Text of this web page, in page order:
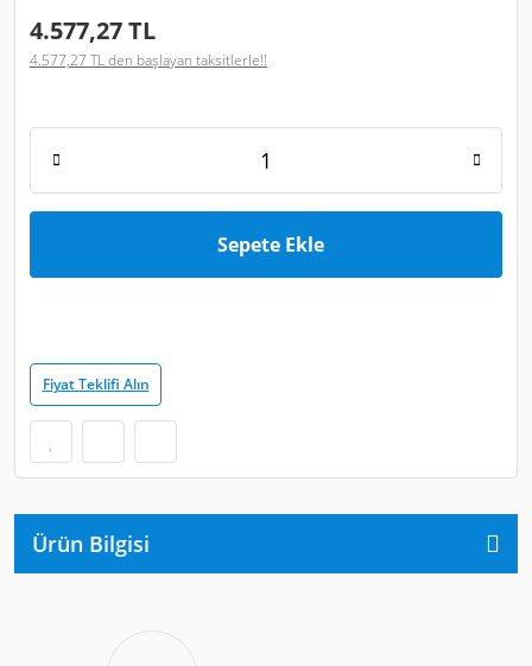
4.577,27 TL
4.577,27 TL den başlayan taksitlerle!!
Sepete Ekle
Fiyat Teklifi Alın
Ürün Bilgisi